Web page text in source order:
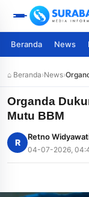
Beranda News
⌂ Beranda›News›
Organda
Mutu BBM
R
Retno
04-07-2026,